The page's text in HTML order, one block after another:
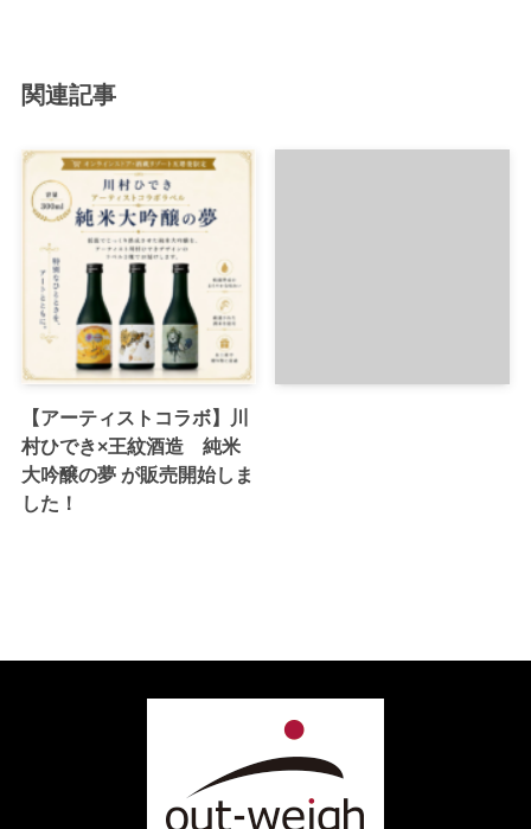
関連記事
【アーティストコラボ】川
村ひでき×王紋酒造 純米
大吟醸の夢 が販売開始しま
した！